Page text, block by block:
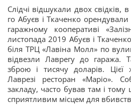
Слідчі відшукали двох свідків,
го Абуєв і Ткаченко
гаражному кооперативі
листопада 2019 Абуєв і
біля ТРЦ «Лавіна Молл» по
відвезли Лаврегу до гаража.
зброю і тисячу доларів.
Лаврезі ресторан «Маріо».
закладу, часто бував там і
сприятливим місцем для